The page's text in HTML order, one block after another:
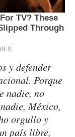
y defender
Porque
nadie, no
México,
orgullo y
país libre,